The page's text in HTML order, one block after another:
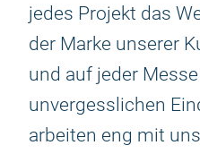
jedes Projekt das
der Marke unserer
und auf jeder
unvergesslichen
arbeiten eng mit